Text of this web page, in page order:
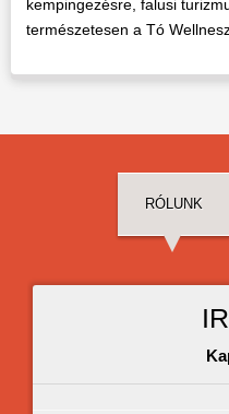
kempingezésre, falusi
természetesen a Tó
RÓLUNK